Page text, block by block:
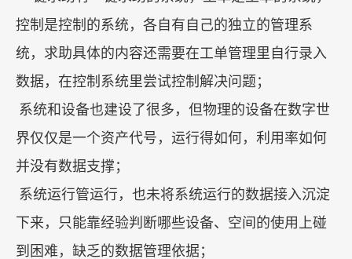
控制是控制的系统，各自有自己的独立的管理系
统，求助具体的内容还需要在工单管理里自行录入
数据，在控制系统里尝试控制解决问题；
系统和设备也建设了很多，但物理的设备在数字世
界仅仅是一个资产代号，运行得如何，利用率如何
并没有数据支撑；
系统运行管运行，也未将系统运行的数据接入沉淀
下来，只能靠经验判断哪些设备、空间的使用上碰
到困难，缺乏的数据管理依据；